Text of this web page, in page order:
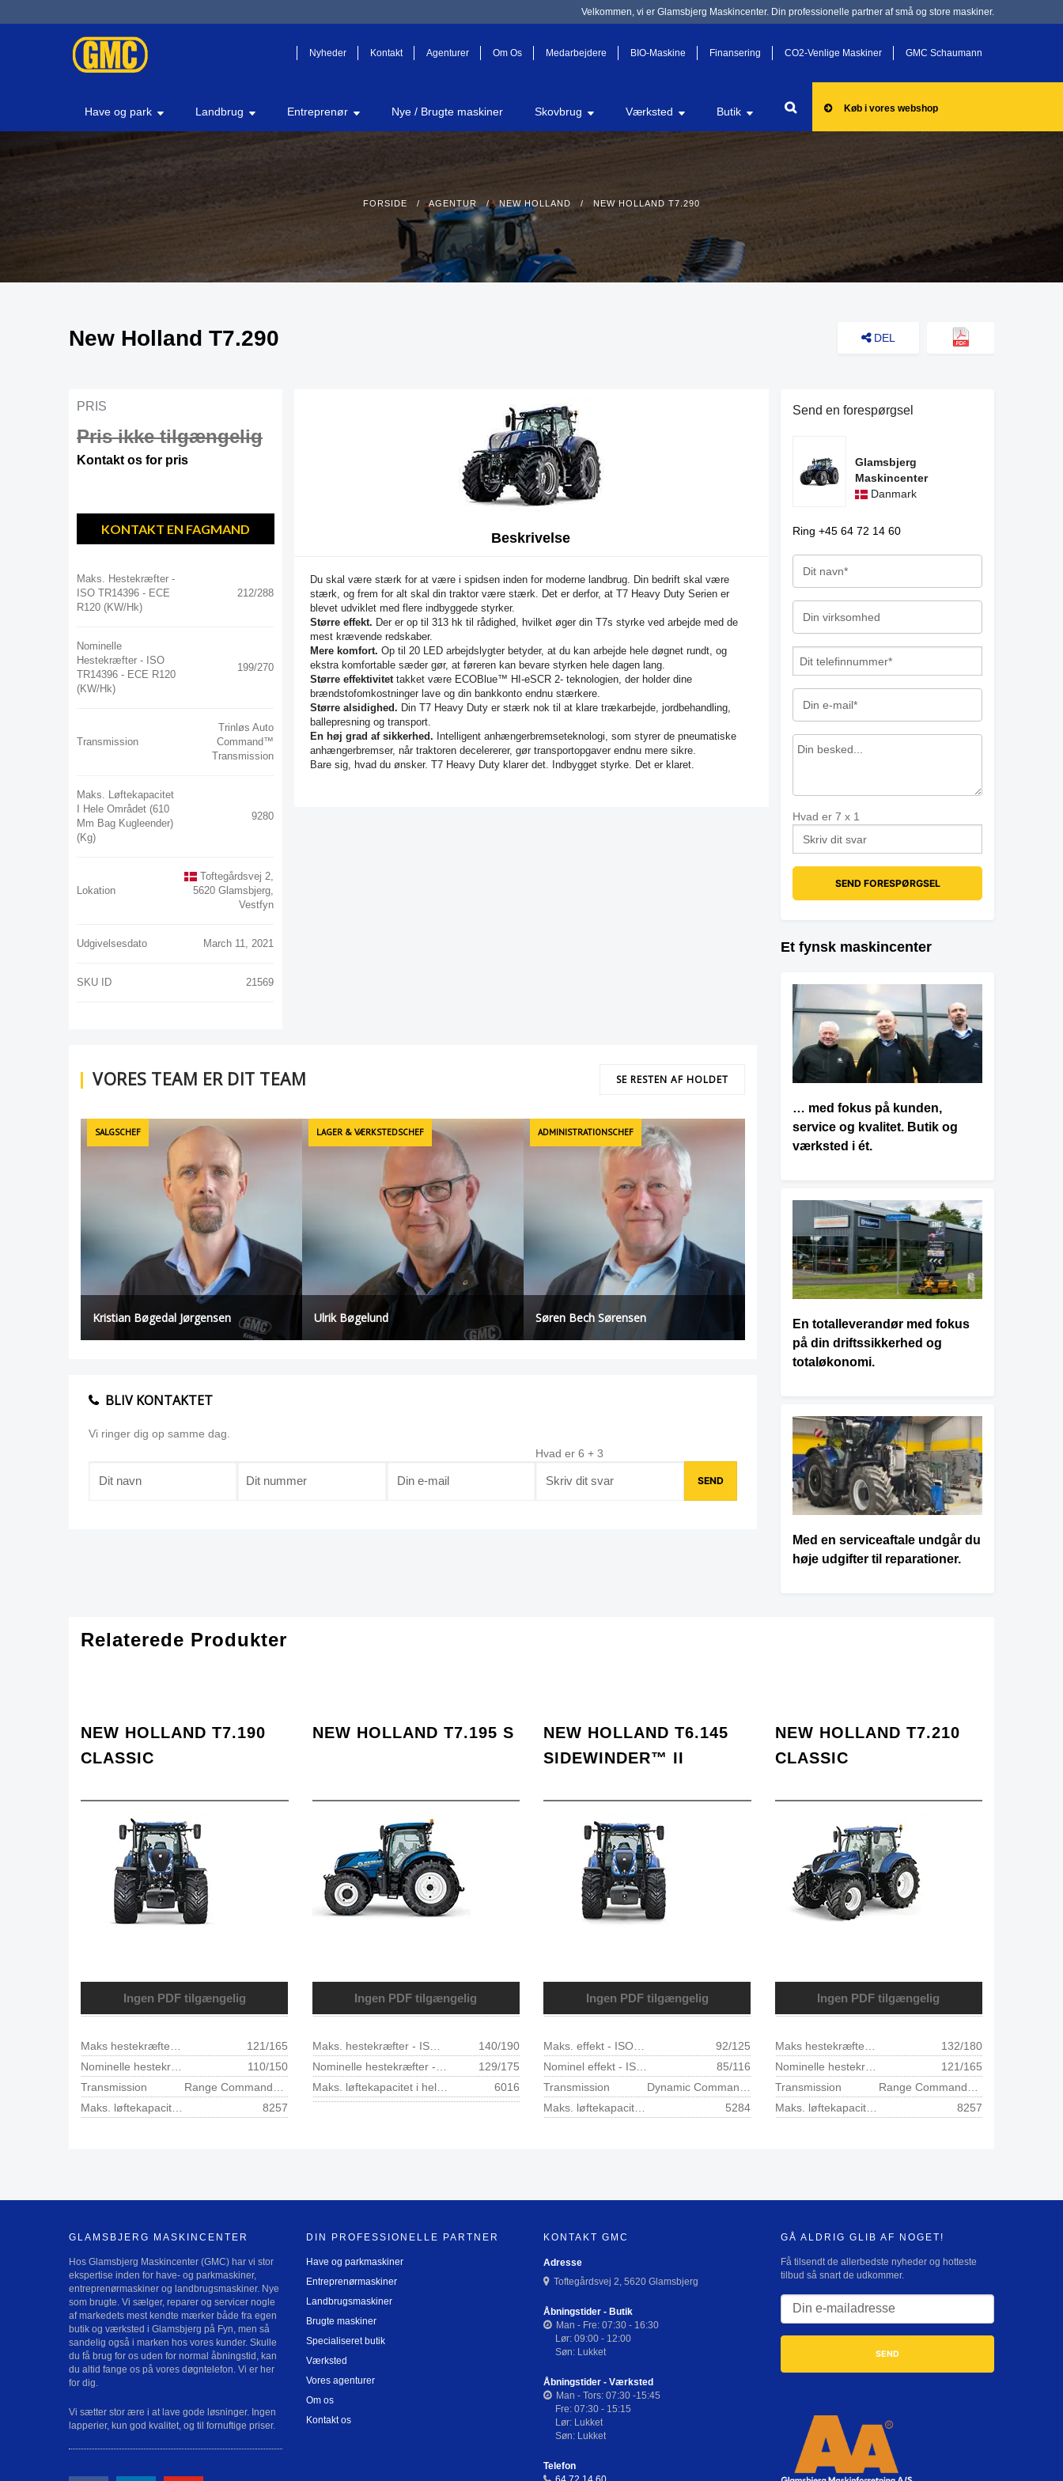
Velkommen, vi er Glamsbjerg Maskincenter. Din professionelle partner af små og store maskiner.
Nyheder Kontakt Agenturer Om Os Medarbejdere BIO-Maskine Finansering CO2-Venlige Maskiner GMC Schaumann
Have og park Landbrug Entreprenør Nye / Brugte maskiner Skovbrug Værksted Butik Køb i vores webshop
FORSIDE /AGENTUR /NEW HOLLAND / NEW HOLLAND T7.290
New Holland T7.290 DEL
PRIS
Pris ikke tilgængelig
Kontakt os for pris
KONTAKT EN FAGMAND
Maks. Hestekræfter -
ISO TR14396 - ECE
R120 (kW/hk)
212/288
Nominelle
Hestekræfter - ISO
TR14396 - ECE R120
(kW/hk)
199/270
Transmission
Trinløs Auto
Command™
Transmission
Maks. Løftekapacitet
I Hele Området (610
Mm Bag Kugleender)
(kg)
9280
Lokation
Toftegårdsvej 2,
5620 Glamsbjerg,
Vestfyn
Udgivelsesdato March 11, 2021
SKU ID 21569
Beskrivelse
Du skal være stærk for at være i spidsen inden for moderne landbrug. Din bedrift skal være
stærk, og frem for alt skal din traktor være stærk. Det er derfor, at T7 Heavy Duty Serien er
blevet udviklet med flere indbyggede styrker.
Større effekt. Der er op til 313 hk til rådighed, hvilket øger din T7s styrke ved arbejde med de
mest krævende redskaber.
Mere komfort. Op til 20 LED arbejdslygter betyder, at du kan arbejde hele døgnet rundt, og
ekstra komfortable sæder gør, at føreren kan bevare styrken hele dagen lang.
Større effektivitettakket være ECOBlue™ HI-eSCR 2- teknologien, der holder dine
brændstofomkostninger lave og din bankkonto endnu stærkere.
Større alsidighed. Din T7 Heavy Duty er stærk nok til at klare trækarbejde, jordbehandling,
ballepresning og transport.
En høj grad af sikkerhed. Intelligent anhængerbremseteknologi, som styrer de pneumatiske
anhængerbremser, når traktoren decelererer, gør transportopgaver endnu mere sikre.
Bare sig, hvad du ønsker. T7 Heavy Duty klarer det. Indbygget styrke. Det er klaret.
VORES TEAM ER DIT TEAM SE RESTEN AF HOLDET
SALGSCHEF
Kristian Bøgedal Jørgensen
LAGER & VÆRKSTEDSCHEF
Ulrik Bøgelund
ADMINISTRATIONSCHEF
Søren Bech Sørensen
BLIV KONTAKTET
Vi ringer dig op samme dag.
Hvad er 6 +3
Send en forespørgsel
Glamsbjerg
Maskincenter
Danmark
Ring +45 64 72 14 60
Hvad er 7 x 1
Et fynsk maskincenter
… med fokus på kunden,
service og kvalitet. Butik og
værksted i ét.
En totalleverandør med fokus
på din driftssikkerhed og
totaløkonomi.
Med en serviceaftale undgår du
høje udgifter til reparationer.
Relaterede Produkter
NEW HOLLAND T7.190
CLASSIC
Ingen PDF tilgængelig
121/165
110/150
Transmission
8257
NEW HOLLAND T7.195 S
Ingen PDF tilgængelig
Maks. hestekræfter - ISO TR14396 - ECE R120 (kW/hk)
140/190
129/175
Maks. løftekapacitet i hele området (610 mm bag kugleender) (kg)
6016
NEW HOLLAND T6.145
SIDEWINDER™ II
Ingen PDF tilgængelig
92/125
85/116
Transmission
5284
NEW HOLLAND T7.210
CLASSIC
Ingen PDF tilgængelig
132/180
Nominelle hestekræfter - ISO TR14396 - ECE R120 (kW/hk)
121/165
Transmission
Maks. løftekapacitet ved kugleender (kg)
8257
GLAMSBJERG MASKINCENTER
Hos Glamsbjerg Maskincenter (GMC) har vi stor
ekspertise inden for have- og parkmaskiner,
entreprenørmaskiner og landbrugsmaskiner. Nye
som brugte. Vi sælger, reparer og servicer nogle
af markedets mest kendte mærker både fra egen
butik og værksted i Glamsbjerg på Fyn, men så
sandelig også i marken hos vores kunder. Skulle
du få brug for os uden for normal åbningstid, kan
du altid fange os på vores døgntelefon. Vi er her
for dig.
Vi sætter stor ære i at lave gode løsninger. Ingen
lapperier, kun god kvalitet, og til fornuftige priser.
DIN PROFESSIONELLE PARTNER
Have og parkmaskiner
Entreprenørmaskiner
Landbrugsmaskiner
Brugte maskiner
Specialiseret butik
Værksted
Vores agenturer
Om os
Kontakt os
KONTAKT GMC
Adresse
Toftegårdsvej 2, 5620 Glamsbjerg
Åbningstider - Butik
Man - Fre: 07:30 - 16:30
Lør: 09:00 - 12:00
Søn: Lukket
Åbningstider - Værksted
Man - Tors: 07:30 -15:45
Fre: 07:30 - 15:15
Lør: Lukket
Søn: Lukket
Telefon
GÅ ALDRIG GLIB AF NOGET!
Få tilsendt de allerbedste nyheder og hotteste
tilbud så snart de udkommer.